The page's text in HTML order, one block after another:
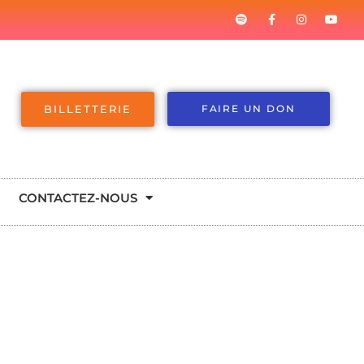
BILLETTERIE FAIRE UN DON
CONTACTEZ-NOUS